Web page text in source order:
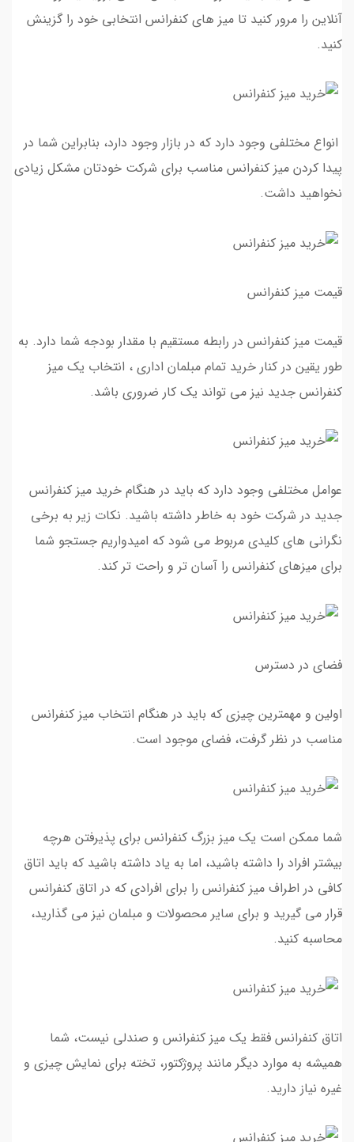
آنلاین را مرور کنید تا میز های کنفرانس انتخابی خود را گزینش
کنید.
انواع مختلفی وجود دارد که در بازار وجود دارد، بنابراین شما در
پیدا کردن میز کنفرانس مناسب برای شرکت خودتان مشکل زیادی
نخواهید داشت.
قیمت میز کنفرانس
قیمت میز کنفرانس در رابطه مستقیم با مقدار بودجه شما دارد. به
طور یقین در کنار خرید تمام مبلمان اداری ، انتخاب یک میز
کنفرانس جدید نیز می تواند یک کار ضروری باشد.
عوامل مختلفی وجود دارد که باید در هنگام خرید میز کنفرانس
جدید در شرکت خود به خاطر داشته باشید. نکات زیر به برخی
نگرانی های کلیدی مربوط می شود که امیدواریم جستجو شما
برای میزهای کنفرانس را آسان تر و راحت تر کند.
فضای در دسترس
اولین و مهمترین چیزی که باید در هنگام انتخاب میز کنفرانس
مناسب در نظر گرفت، فضای موجود است.
شما ممکن است یک میز بزرگ کنفرانس برای پذیرفتن هرچه
بیشتر افراد را داشته باشید، اما به یاد داشته باشید که باید اتاق
کافی در اطراف میز کنفرانس را برای افرادی که در اتاق کنفرانس
قرار می گیرید و برای سایر محصولات و مبلمان نیز می گذارید،
محاسبه کنید.
اتاق کنفرانس فقط یک میز کنفرانس و صندلی نیست، شما
همیشه به موارد دیگر مانند پروژکتور، تخته برای نمایش چیزی و
غیره نیاز دارید.